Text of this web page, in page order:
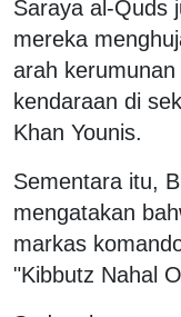
Saraya al-Quds
mereka
arah
kendaraan di
Khan Younis.
Sementara itu,
mengatakan
markas
"Kibbutz Nahal